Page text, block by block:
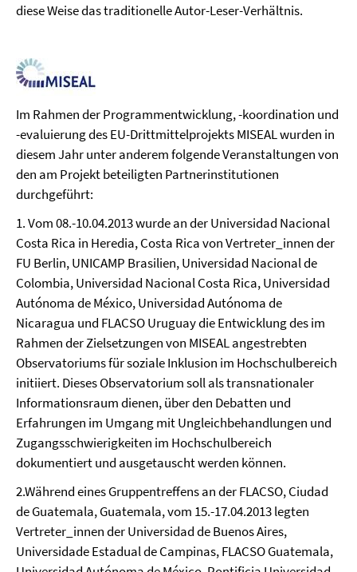
diese Weise das traditionelle Autor-Leser-Verhältnis.
Im Rahmen der Programmentwicklung, -koordination und
-evaluierung des EU-Drittmittelprojekts MISEAL wurden in
diesem Jahr unter anderem folgende Veranstaltungen von
den am Projekt beteiligten Partnerinstitutionen
durchgeführt:
1. Vom 08.-10.04.2013 wurde an der Universidad Nacional
Costa Rica in Heredia, Costa Rica von Vertreter_innen der
FU Berlin, UNICAMP Brasilien, Universidad Nacional de
Colombia, Universidad Nacional Costa Rica, Universidad
Autónoma de México, Universidad Autónoma de
Nicaragua und FLACSO Uruguay die Entwicklung des im
Rahmen der Zielsetzungen von MISEAL angestrebten
Observatoriums für soziale Inklusion im Hochschulbereich
initiiert. Dieses Observatorium soll als transnationaler
Informationsraum dienen, über den Debatten und
Erfahrungen im Umgang mit Ungleichbehandlungen und
Zugangsschwierigkeiten im Hochschulbereich
dokumentiert und ausgetauscht werden können.
2.Während eines Gruppentreffens an der FLACSO, Ciudad
de Guatemala, Guatemala, vom 15.-17.04.2013 legten
Vertreter_innen der Universidad de Buenos Aires,
Universidade Estadual de Campinas, FLACSO Guatemala,